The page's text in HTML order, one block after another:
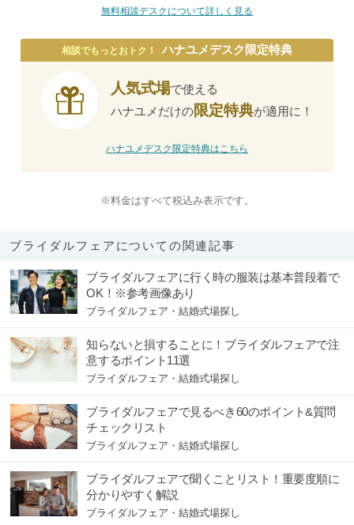
無料相談デスクについて詳しく見る
相談でもっとおトク！ ハナユメデスク限定特典
人気式場で使える
ハナユメだけの限定特典が適用に！
ハナユメデスク限定特典はこちら
※料金はすべて税込み表示です。
ブライダルフェアについての関連記事
ブライダルフェアに行く時の服装は基本普段着で
OK！※参考画像あり
ブライダルフェア・結婚式場探し
知らないと損することに！ブライダルフェアで注
意するポイント11選
ブライダルフェア・結婚式場探し
ブライダルフェアで見るべき60のポイント&質問
チェックリスト
ブライダルフェア・結婚式場探し
ブライダルフェアで聞くことリスト！重要度順に
分かりやすく解説
ブライダルフェア・結婚式場探し